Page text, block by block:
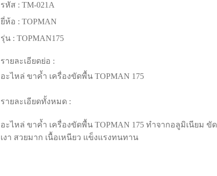
รหัส : TM-021A
ยี่ห้อ : TOPMAN
รุ่น : TOPMAN175
รายละเอียดย่อ :
อะไหล่ ขาค้ำ เครื่องขัดพื้น TOPMAN 175
รายละเอียดทั้งหมด :
อะไหล่ ขาค้ำ เครื่องขัดพื้น TOPMAN 175 ทำจากอลูมิเนียม ขัด
เงา สวยมาก เนื้อเหนียว แข็งแรงทนทาน